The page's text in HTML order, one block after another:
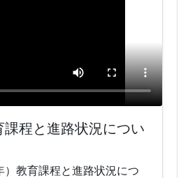
程と進路状況につい
教育課程と進路状況につ